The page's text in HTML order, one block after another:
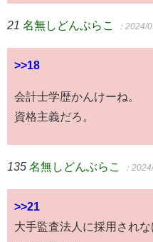
21 名無しどんぶらこ ：2024/
>>18
会計士学歴かんけーね。
資格主義だろ。
135 名無しどんぶらこ ：
>>21
大手監査法人に採用され